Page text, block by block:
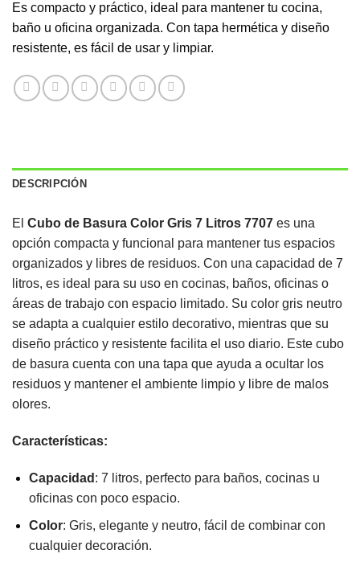
Es compacto y práctico, ideal para mantener tu cocina,
baño u oficina organizada. Con tapa hermética y diseño
resistente, es fácil de usar y limpiar.
DESCRIPCIÓN
El Cubo de Basura Color Gris 7 Litros 7707 es una
opción compacta y funcional para mantener tus espacios
organizados y libres de residuos. Con una capacidad de 7
litros, es ideal para su uso en cocinas, baños, oficinas o
áreas de trabajo con espacio limitado. Su color gris neutro
se adapta a cualquier estilo decorativo, mientras que su
diseño práctico y resistente facilita el uso diario. Este cubo
de basura cuenta con una tapa que ayuda a ocultar los
residuos y mantener el ambiente limpio y libre de malos
olores.
Características:
Capacidad : 7 litros, perfecto para baños, cocinas u
oficinas con poco espacio.
Color: Gris, elegante y neutro, fácil de combinar con
cualquier decoración.